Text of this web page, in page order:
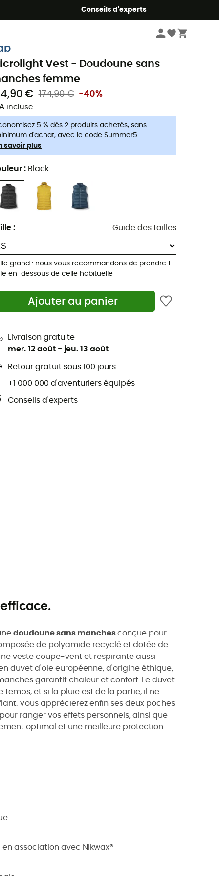
Conseils d'experts
Vestes sans manches femme Doudoune
Vest - Doudoune sans
femme
€
174,90 € -40%
incluse
5 % dès 2 produits achetés, sans
d'achat, avec le code Summer5.
savoir plus
: Black
: Guide des tailles
grand : nous vous recommandons de prendre 1
en-dessous de celle habituelle
Ajouter au panier
Livraison gratuite
mer. 12 août - jeu. 13 août
Retour gratuit sous 100 jours
+1 000 000 d'aventuriers équipés
Conseils d'experts
doudoune sans manchesconçue pour
de polyamide recyclé et dotée de
veste coupe-vent et respirante aussi
duvet d'oie européenne, d'origine éthique,
garantit chaleur et confort. Le duvet
et si la pluie est de la partie, il ne
Vous apprécierez enfin ses deux poches
ranger vos effets personnels, ainsi que
optimal et une meilleure protection
association avec Nikwax®